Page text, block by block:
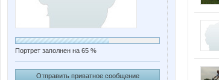
Портрет заполнен на 65 %
Отправить приватное сообщение